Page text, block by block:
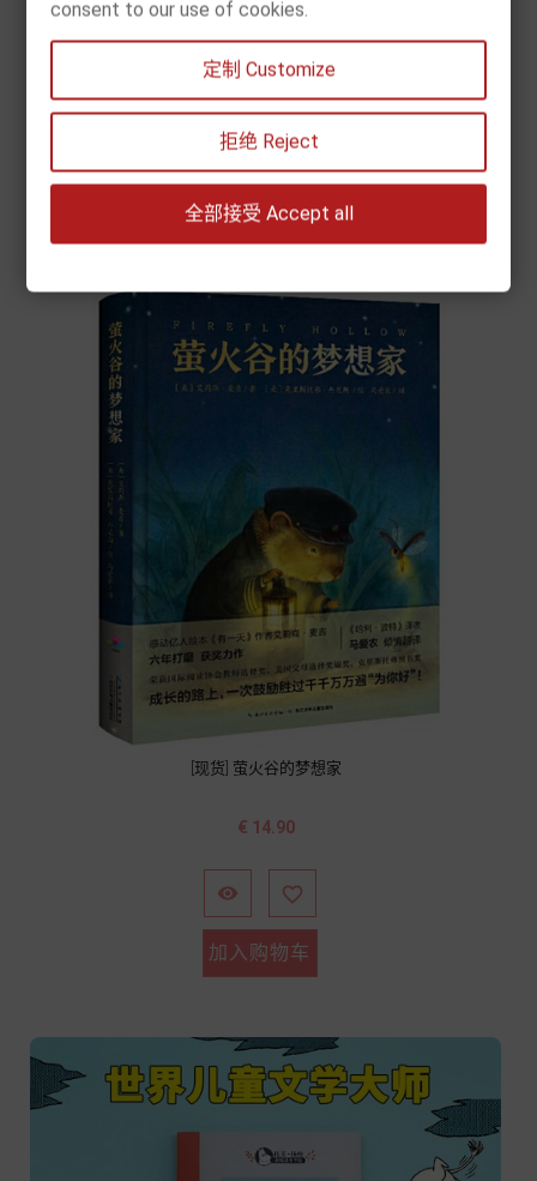
[现货] 熊蜂骑士（全3册）
价
格
€ 23.90
 
[现货] 萤火谷的梦想家
价
€ 14.90
 
加入购物车
consent to our use of cookies.
定制 Customize
拒绝 Reject
全部接受 Accept all